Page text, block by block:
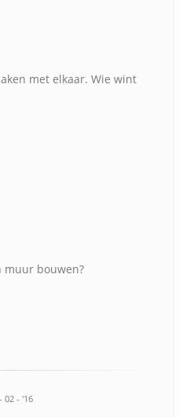
met elkaar. Wie wint
muur bouwen?
02 - '16